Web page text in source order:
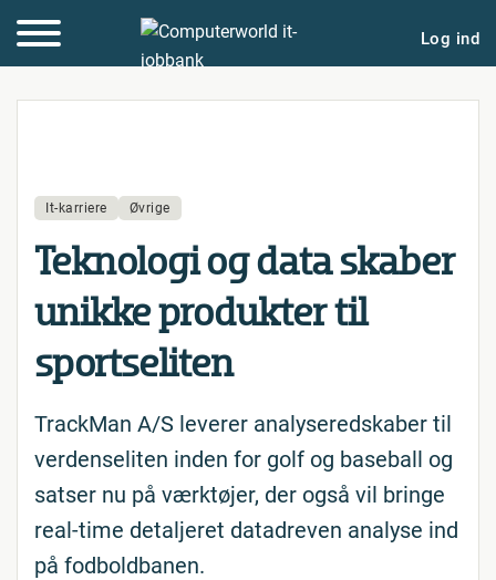
Log ind
It-karriere Øvrige
Teknologi og data skaber
unikke produkter til
sport­se­li­ten
TrackMan A/S leverer analyseredskaber til
verdenseliten inden for golf og baseball og
satser nu på værktøjer, der også vil bringe
real-time detaljeret datadreven analyse ind
på fodboldbanen.